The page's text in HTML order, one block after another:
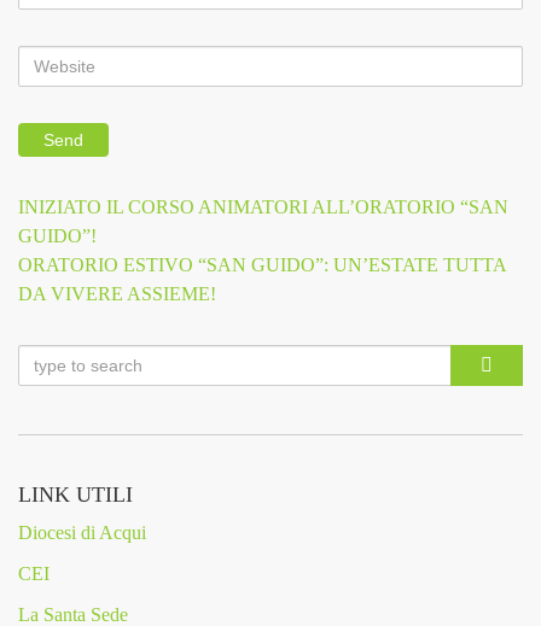
Navigazione
articoli
Previous
Post
INIZIATO IL CORSO ANIMATORI ALL’ORATORIO “SAN
GUIDO”!
Next
Post
ORATORIO ESTIVO “SAN GUIDO”: UN’ESTATE TUTTA
DA VIVERE ASSIEME!
LINK UTILI
Diocesi di Acqui
CEI
La Santa Sede